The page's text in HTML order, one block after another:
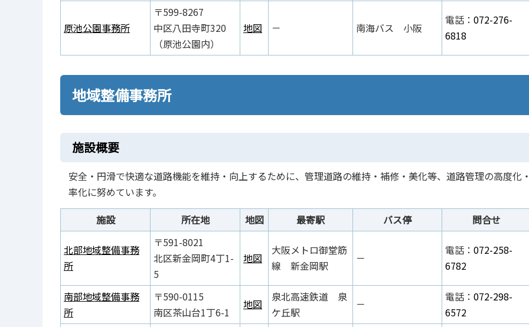
原池公園事務所
〒599-8267
中区八田寺町320
（原池公園内）
地図 － 南海バス 小阪
電話： 072-276-
6818
地域整備事務所
施設概要
安全・円滑で快適な道路機能を維持・向上するために、管理道路の維持・補修・美化等、道路管理の高度化
率化に努めています。
施設
所在地 地図 最寄駅 バス停 問合せ
北部地域整備事務
所
〒591-8021
北区新金岡町4丁1-
5
地図
大阪メトロ御堂筋
線 新金岡駅
－
電話： 072-258-
6782
南部地域整備事務
所
〒590-0115
南区茶山台1丁6-1
地図
泉北高速鉄道 泉
ケ丘駅
－
電話： 072-298-
6572